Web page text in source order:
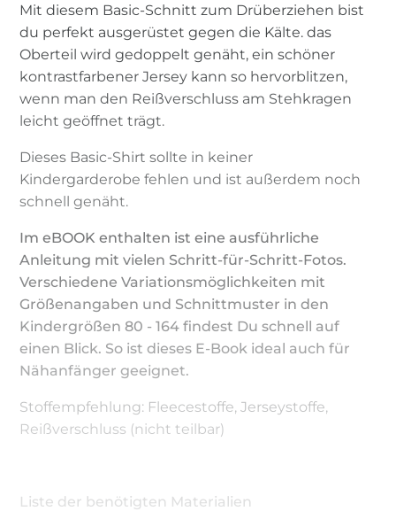
Mit diesem Basic-Schnitt zum Drüberziehen bist
du perfekt ausgerüstet gegen die Kälte. das
Oberteil wird gedoppelt genäht, ein schöner
kontrastfarbener Jersey kann so hervorblitzen,
wenn man den Reißverschluss am Stehkragen
leicht geöffnet trägt.
Dieses Basic-Shirt sollte in keiner
Kindergarderobe fehlen und ist außerdem noch
schnell genäht.
Im eBOOK enthalten ist eine ausführliche
Anleitung mit vielen Schritt-für-Schritt-Fotos.
Verschiedene Variationsmöglichkeiten mit
Größenangaben und Schnittmuster in den
Kindergrößen 80 - 164 findest Du schnell auf
einen Blick. So ist dieses E-Book ideal auch für
Nähanfänger geeignet.
Stoffempfehlung: Fleecestoffe, Jerseystoffe,
Reißverschluss (nicht teilbar)
Liste der benötigten Materialien